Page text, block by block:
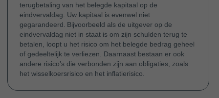
terugbetaling van het belegde kapitaal op de
eindvervaldag. Uw kapitaal is evenwel niet
gegarandeerd. Bijvoorbeeld als de uitgever op de
eindvervaldag niet in staat is om zijn schulden terug te
betalen, loopt u het risico om het belegde bedrag geheel
of gedeeltelijk te verliezen. Daarnaast bestaan er ook
andere risico’s die verbonden zijn aan obligaties, zoals
het wisselkoersrisico en het inflatierisico.